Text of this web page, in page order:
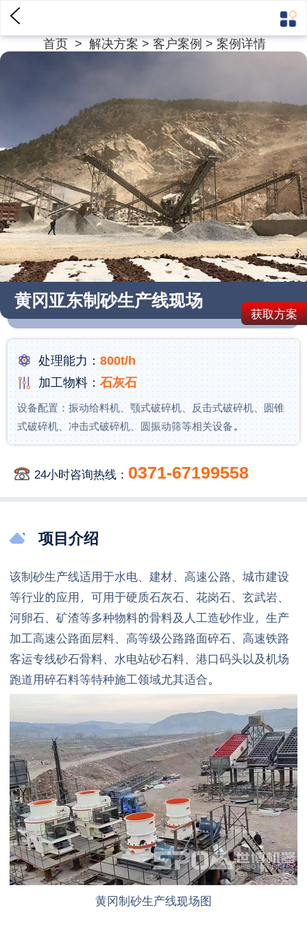
首页>解决方案>客户案例> 案例详情
获取方案
黄冈亚东制砂生产线现场
处理能力：800t/h
加工物料：石灰石
设备配置：振动给料机、颚式破碎机、反击式破碎机、圆锥
式破碎机、冲击式破碎机、圆振动筛等相关设备。
24小时咨询热线： 0371-67199558
项目介绍
该制砂生产线适用于水电、建材、高速公路、城市建设
等行业的应用，可用于硬质石灰石、花岗石、玄武岩、
河卵石、矿渣等多种物料的骨料及人工造砂作业，生产
加工高速公路面层料、高等级公路路面碎石、高速铁路
客运专线砂石骨料、水电站砂石料、港口码头以及机场
跑道用碎石料等特种施工领域尤其适合。
黄冈制砂生产线现场图